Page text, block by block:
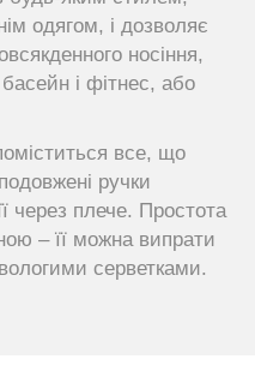
одягом, і дозволяє
носіння,
і фітнес, або
все, що
ручки
через плече. Простота
– її можна випрати
серветками.